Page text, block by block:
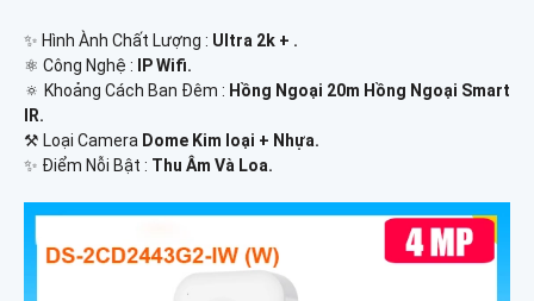
✨ Hình Ành Chất Lượng : Ultra 2k + .
⚛️ Công Nghệ :
IP Wifi.
🔅 Khoảng Cách Ban Đêm : Hồng Ngoại 20m Hồng Ngoại Smart
IR.
⚒ Loại Camera Dome Kim loại + Nhựa.
️✨ Điểm Nỗi Bật : Thu Âm Và Loa.